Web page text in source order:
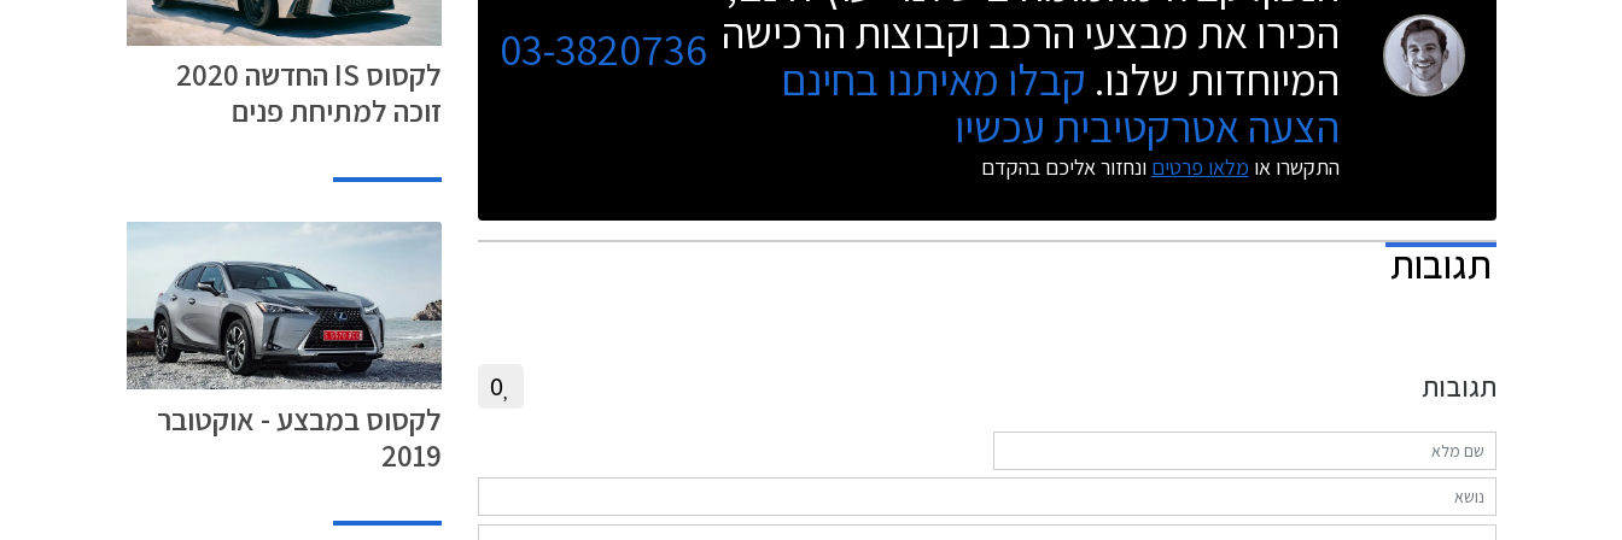
הכירו את מבצעי הרכב וקבוצות הרכישה
המיוחדות שלנו. קבלו מאיתנו בחינם
הצעה אטרקטיבית עכשיו
התקשרו או מלאו פרטים ונחזור אליכם בהקדם
03-3820736
תגובות
תגובות 0
לקסוס IS החדשה 2020
זוכה למתיחת פנים
לקסוס במבצע - אוקטובר
2019